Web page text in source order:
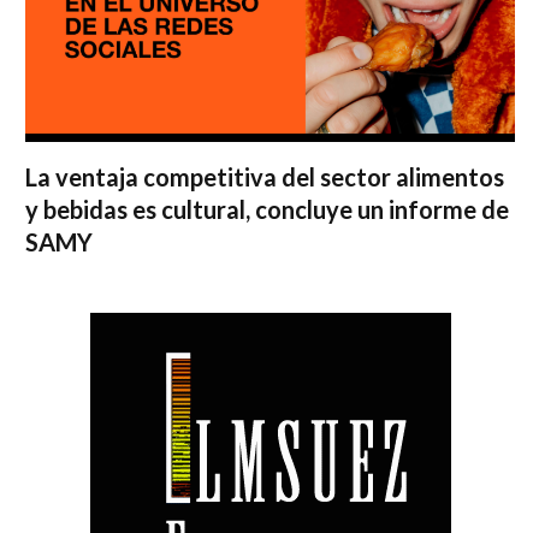
La ventaja competitiva del sector alimentos
y bebidas es cultural, concluye un informe de
SAMY